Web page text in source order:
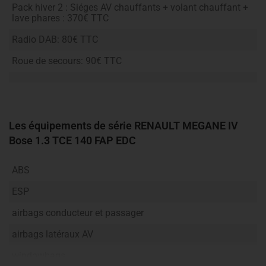
Pack hiver 2 : Siéges AV chauffants + volant chauffant +
lave phares : 370€ TTC
Radio DAB: 80€ TTC
Roue de secours: 90€ TTC
Les équipements de série RENAULT MEGANE IV
Bose 1.3 TCE 140 FAP EDC
ABS
ESP
airbags conducteur et passager
airbags latéraux AV